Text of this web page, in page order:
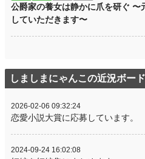
公爵家の養女は静かに爪を研ぐ 〜
していただきます〜
しましまにゃんこの近況ボー
2026-02-06 09:32:24
恋愛小説大賞に応募しています。
2024-09-24 16:02:08